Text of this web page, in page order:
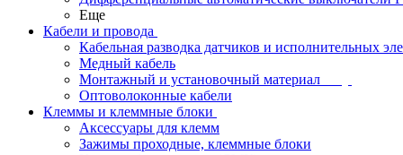
Еще
Кабели и провода
Кабельная разводка датчиков и исполнительных
Медный кабель
Монтажный и установочный материал
Оптоволоконные кабели
Клеммы и клеммные блоки
Аксессуары для клемм
Зажимы проходные, клеммные блоки